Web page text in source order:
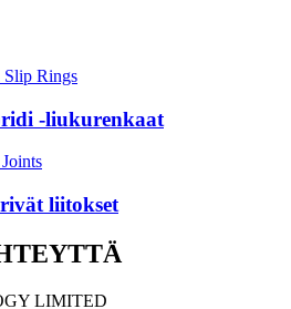
-liukurenkaat
liitokset
LIMITED